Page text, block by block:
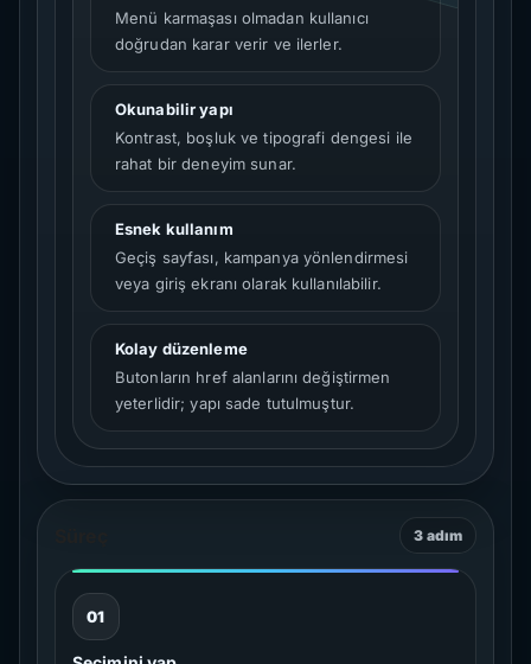
Menü karmaşası olmadan kullanıcı
doğrudan karar verir ve ilerler.
Okunabilir yapı
Kontrast, boşluk ve tipografi dengesi ile
rahat bir deneyim sunar.
Esnek kullanım
Geçiş sayfası, kampanya yönlendirmesi
veya giriş ekranı olarak kullanılabilir.
Kolay düzenleme
Butonların href alanlarını değiştirmen
yeterlidir; yapı sade tutulmuştur.
3 adım
01